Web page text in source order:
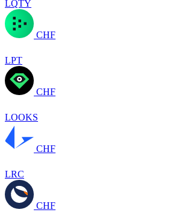
LQTY
CHF
LPT
CHF
LOOKS
CHF
LRC
CHF